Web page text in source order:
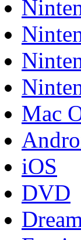
Mac
iOS
DVD